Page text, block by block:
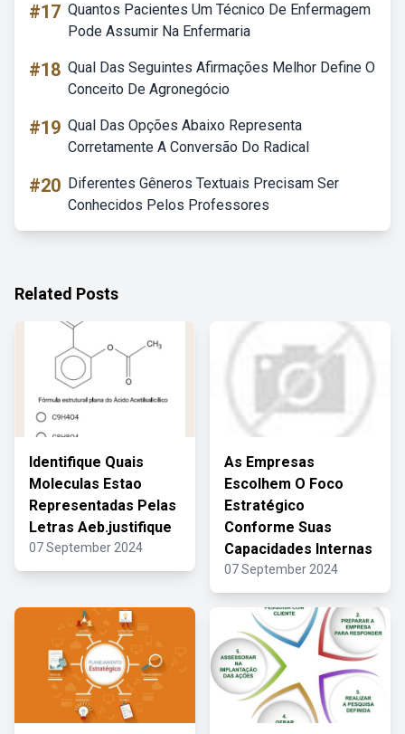
#17 Quantos Pacientes Um Técnico De Enfermagem
Pode Assumir Na Enfermaria
#18 Qual Das Seguintes Afirmações Melhor Define O
Conceito De Agronegócio
#19 Qual Das Opções Abaixo Representa
Corretamente A Conversão Do Radical
#20 Diferentes Gêneros Textuais Precisam Ser
Conhecidos Pelos Professores
Related Posts
Identifique Quais
Moleculas Estao
Representadas Pelas
Letras Aeb.justifique
07 September 2024
As Empresas
Escolhem O Foco
Estratégico
Conforme Suas
Capacidades Internas
07 September 2024